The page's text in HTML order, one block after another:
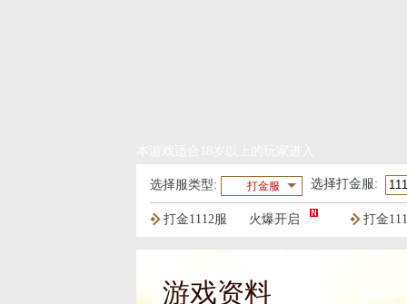
选择服类型: 打金服 选择打金服:
火爆开启
打金1112服 打金
游戏资料